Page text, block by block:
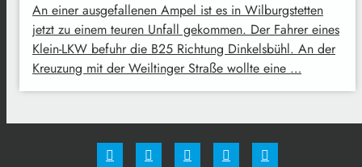
An einer ausgefallenen Ampel ist es in Wilburgstetten
jetzt zu einem teuren Unfall gekommen. Der Fahrer eines
Klein-LKW befuhr die B25 Richtung Dinkelsbühl. An der
Kreuzung mit der Weiltinger Straße wollte eine …